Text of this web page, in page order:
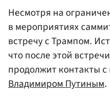
Несмотря на
в мероприятиях
встречу с Трампом.
что после этой
продолжит контакты
Владимиром Путиным.